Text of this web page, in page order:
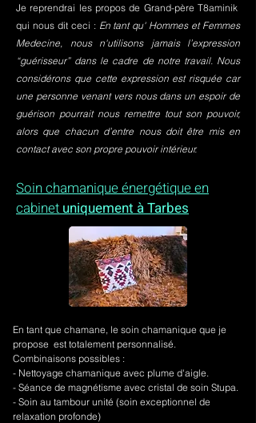
Je reprendrai les propos de Grand-père T8aminik
qui nous dit ceci : En tant qu' Hommes et Femmes
Medecine, nous n'utilisons jamais l’expression
“guérisseur” dans le cadre de notre travail. Nous
considérons que cette expression est risquée car
une personne venant vers nous dans un espoir de
guérison pourrait nous remettre tout son pouvoir,
alors que chacun d’entre nous doit être mis en
contact avec son propre pouvoir intérieur.
Soin chamanique énergétique en
cabinet uniquement à Tarbes
En tant que chamane, le soin chamanique que je
propose est totalement personnalisé.
Combinaisons possibles :
- Nettoyage chamanique avec plume d'aigle.
- Séance de magnétisme avec cristal de soin Stupa.
- Soin au tambour unité (soin exceptionnel de
relaxation profonde)